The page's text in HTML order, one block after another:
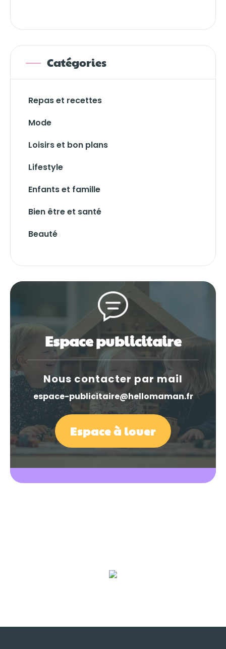
Catégories
Repas et recettes
Mode
Loisirs et bon plans
Lifestyle
Enfants et famille
Bien être et santé
Beauté
Espace publicitaire
Nous contacter par mail
espace-publicitaire@hellomaman.fr
Espace à louer